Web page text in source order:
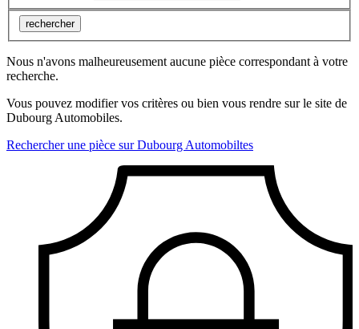
rechercher
Nous n'avons malheureusement aucune pièce correspondant à votre
recherche.
Vous pouvez modifier vos critères ou bien vous rendre sur le site de
Dubourg Automobiles.
Rechercher une pièce sur Dubourg Automobiltes